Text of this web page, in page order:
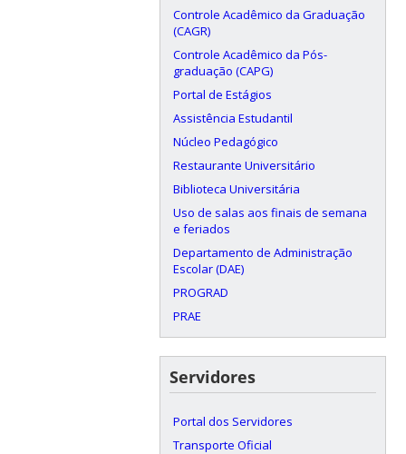
Controle Acadêmico da Graduação
(CAGR)
Controle Acadêmico da Pós-
graduação (CAPG)
Portal de Estágios
Assistência Estudantil
Núcleo Pedagógico
Restaurante Universitário
Biblioteca Universitária
Uso de salas aos finais de semana
e feriados
Departamento de Administração
Escolar (DAE)
PROGRAD
PRAE
Servidores
Portal dos Servidores
Transporte Oficial